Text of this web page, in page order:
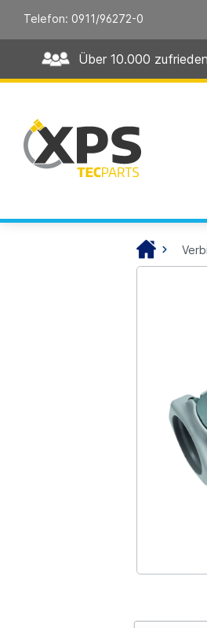
Telefon: 0911/96272-0
Über 10.000